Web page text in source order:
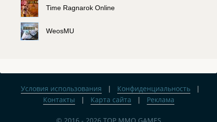
Time Ragnarok Online
WeosMU
Условия использования | Конфиденциальность
|
Контакты
| Карта сайта | Реклама